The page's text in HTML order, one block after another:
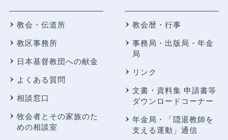
教会・伝道所
教区事務所
日本基督教団への献金
よくある質問
相談窓口
牧会者とその家族のた
めの相談室
教会暦・行事
事務局・出版局・年金
局
リンク
文書・資料集 申請書等
ダウンロードコーナー
年金局・
「隠退教師を
支える運動」通信